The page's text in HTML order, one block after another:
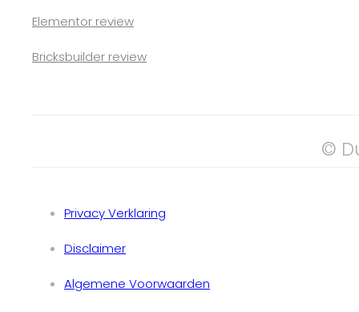
Elementor review
Bricksbuilder review
©
Privacy Verklaring
Disclaimer
Algemene Voorwaarden